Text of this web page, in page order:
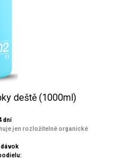
deště (1000ml)
dní
jen rozložitelné organické
dávok